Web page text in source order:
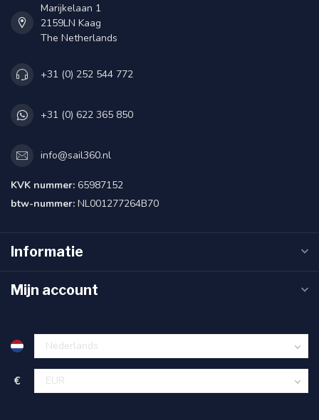
Marijkelaan 1
2159LN Kaag
The Netherlands
+31 (0) 252 544 772
+31 (0) 622 365 850
info@sail360.nl
KVK nummer: 65987152
btw-nummer: NL001277264B70
Informatie
Mijn account
€